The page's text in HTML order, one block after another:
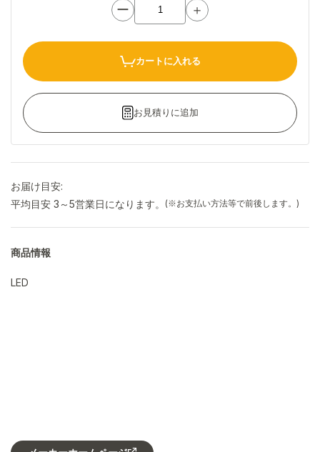
ー ＋
カートに入れる
お見積りに追加
お届け目安:
平均目安 3～5営業日になります。
(※お支払い方法等で前後します。)
商品情報
LED